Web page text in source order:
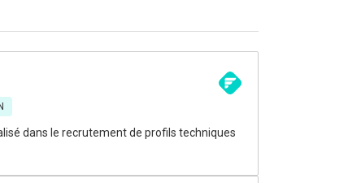
dans le recrutement de profils techniques